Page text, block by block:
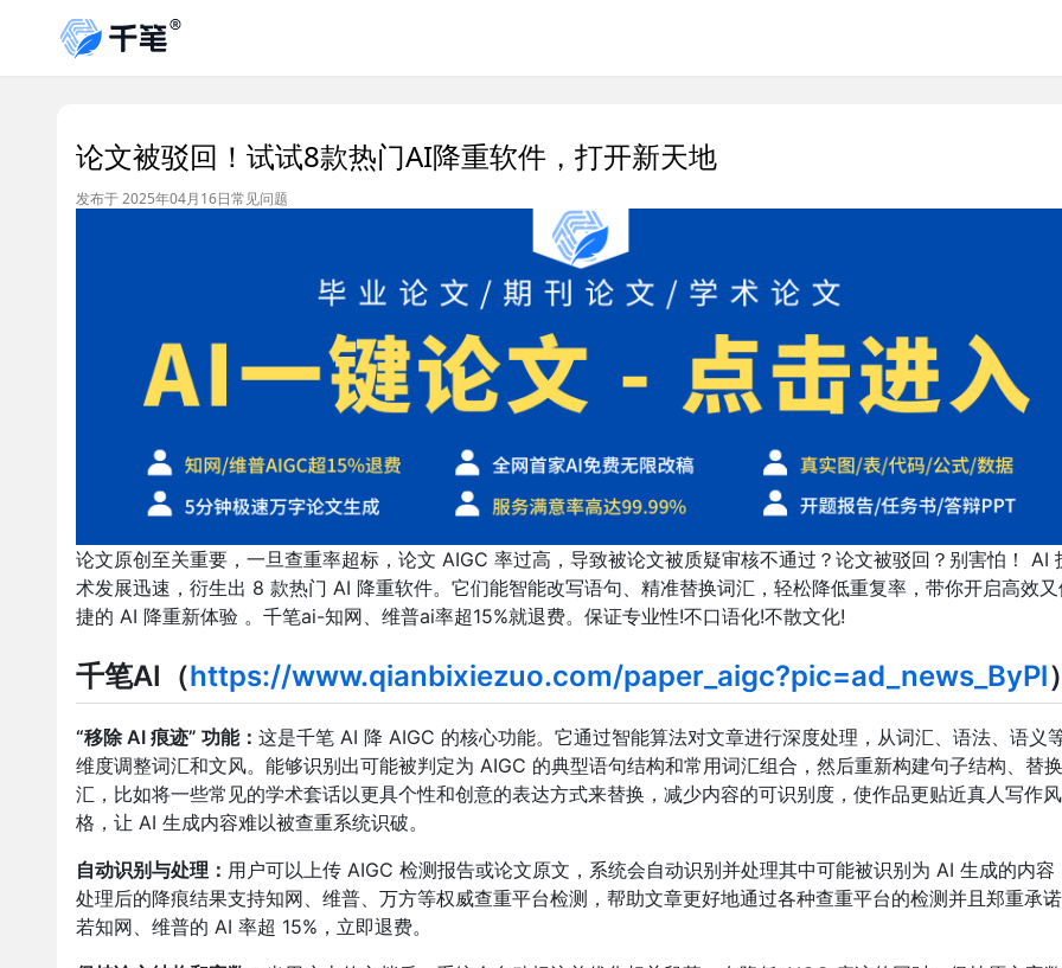
论文被驳回！试试8款热门AI降重软件，打开新天地
发布于 2025年04月16日常见问题
论文原创至关重要，一旦查重率超标，论文 AIGC 率过高，导致被论文被质疑审核不通过？论文被驳回？别害怕！ AI
术发展迅速，衍生出 8 款热门 AI 降重软件。它们能智能改写语句、精准替换词汇，轻松降低重复率，带你开启高效又
捷的 AI 降重新体验 。千笔ai-知网、维普ai率超15%就退费。保证专业性!不口语化!不散文化!
千笔AI（https://www.qianbixiezuo.com/paper_aigc?pic=ad_news_ByPl）
“移除 AI 痕迹” 功能： 这是千笔 AI 降 AIGC 的核心功能。它通过智能算法对文章进行深度处理，从词汇、语法、语义
维度调整词汇和文风。能够识别出可能被判定为 AIGC 的典型语句结构和常用词汇组合，然后重新构建句子结构、替
汇，比如将一些常见的学术套话以更具个性和创意的表达方式来替换，减少内容的可识别度，使作品更贴近真人写作风
格，让 AI 生成内容难以被查重系统识破。
自动识别与处理： 用户可以上传 AIGC 检测报告或论文原文，系统会自动识别并处理其中可能被识别为 AI 生成的内容
处理后的降痕结果支持知网、维普、万方等权威查重平台检测，帮助文章更好地通过各种查重平台的检测并且郑重承诺
若知网、维普的 AI 率超 15%，立即退费。